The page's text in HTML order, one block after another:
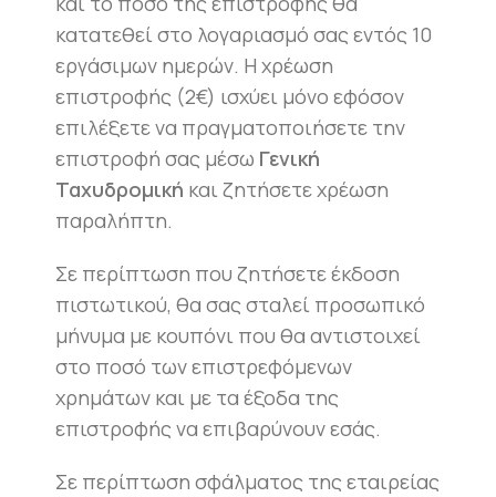
κατατεθεί στο λογαριασμό σας εντός 10
εργάσιμων ημερών. Η χρέωση
επιστροφής (2€) ισχύει μόνο εφόσον
επιλέξετε να πραγματοποιήσετε την
επιστροφή σας μέσω Γενική
Ταχυδρομική και ζητήσετε χρέωση
παραλήπτη.
Σε περίπτωση που ζητήσετε έκδοση
πιστωτικού, θα σας σταλεί προσωπικό
μήνυμα με κουπόνι που θα αντιστοιχεί
στο ποσό των επιστρεφόμενων
χρημάτων και με τα έξοδα της
επιστροφής να επιβαρύνουν εσάς.
Σε περίπτωση σφάλματος της εταιρείας